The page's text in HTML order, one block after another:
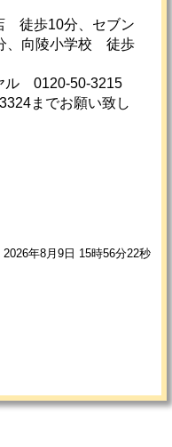
徒歩10分、セブン
、向陵小学校 徒歩
ル 0120-50-3215
までお願い致し
年8月9日 15時56分22秒